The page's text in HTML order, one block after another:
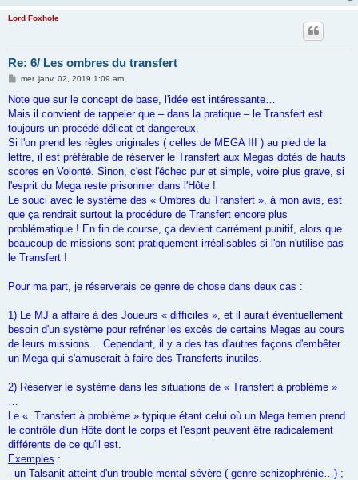
Lord Foxhole
Re: 6/ Les ombres du transfert
M
s
a
g
e
mer. janv. 02, 2019 1:09 am
Note que sur le concept de base, l'idée est intéressante…
Mais il convient de rappeler que – dans la pratique – le Transfert est
toujours un procédé délicat et dangereux.
Si l'on prend les règles originales ( celles de MEGA III ) au pied de la
lettre, il est préférable de réserver le Transfert aux Megas dotés de hauts
scores en Volonté. Sinon, c'est l'échec pur et simple, voire plus grave, si
l'esprit du Mega reste prisonnier dans l'Hôte !
Le souci avec le système des « Ombres du Transfert », à mon avis, est
que ça rendrait surtout la procédure de Transfert encore plus
problématique ! En fin de course, ça devient carrément punitif, alors que
beaucoup de missions sont pratiquement irréalisables si l'on n'utilise pas
le Transfert !
Pour ma part, je réserverais ce genre de chose dans deux cas :
1) Le MJ a affaire à des Joueurs « difficiles », et il aurait éventuellement
besoin d'un système pour refréner les excès de certains Megas au cours
de leurs missions… Cependant, il y a des tas d'autres façons d'embêter
un Mega qui s'amuserait à faire des Transferts inutiles.
2) Réserver le système dans les situations de « Transfert à problème »
Le « Transfert à problème » typique étant celui où un Mega terrien prend
le contrôle d'un Hôte dont le corps et l'esprit peuvent être radicalement
différents de ce qu'il est.
Exemples :
- un Talsanit atteint d'un trouble mental sévère ( genre schizophrénie…) ;